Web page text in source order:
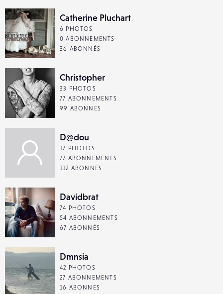
Catherine Pluchart
6 PHOTOS
0 ABONNEMENTS
36 ABONNÉS
Christopher
33 PHOTOS
77 ABONNEMENTS
99 ABONNÉS
D@dou
17 PHOTOS
77 ABONNEMENTS
112 ABONNÉS
Davidbrat
74 PHOTOS
54 ABONNEMENTS
67 ABONNÉS
Dmnsia
42 PHOTOS
27 ABONNEMENTS
16 ABONNÉS